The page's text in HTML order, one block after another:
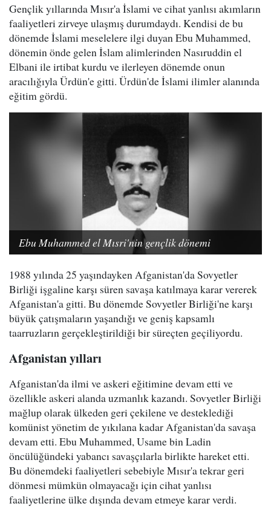
Gençlik yıllarında Mısır'a İslami ve cihat yanlısı akımların
faaliyetleri zirveye ulaşmış durumdaydı. Kendisi de bu
dönemde İslami meselelere ilgi duyan Ebu Muhammed,
dönemin önde gelen İslam alimlerinden Nasıruddin el
Elbani ile irtibat kurdu ve ilerleyen dönemde onun
aracılığıyla Ürdün'e gitti. Ürdün'de İslami ilimler alanında
eğitim gördü.
Ebu Muhammed el Mısri'nin gençlik dönemi
1988 yılında 25 yaşındayken Afganistan'da Sovyetler
Birliği işgaline karşı süren savaşa katılmaya karar vererek
Afganistan'a gitti. Bu dönemde Sovyetler Birliği'ne karşı
büyük çatışmaların yaşandığı ve geniş kapsamlı
taarruzların gerçekleştirildiği bir süreçten geçiliyordu.
Afganistan yılları
Afganistan'da ilmi ve askeri eğitimine devam etti ve
özellikle askeri alanda uzmanlık kazandı. Sovyetler Birliği
mağlup olarak ülkeden geri çekilene ve desteklediği
komünist yönetim de yıkılana kadar Afganistan'da savaşa
devam etti. Ebu Muhammed, Usame bin Ladin
öncülüğündeki yabancı savaşçılarla birlikte hareket etti.
Bu dönemdeki faaliyetleri sebebiyle Mısır'a tekrar geri
dönmesi mümkün olmayacağı için cihat yanlısı
faaliyetlerine ülke dışında devam etmeye karar verdi.